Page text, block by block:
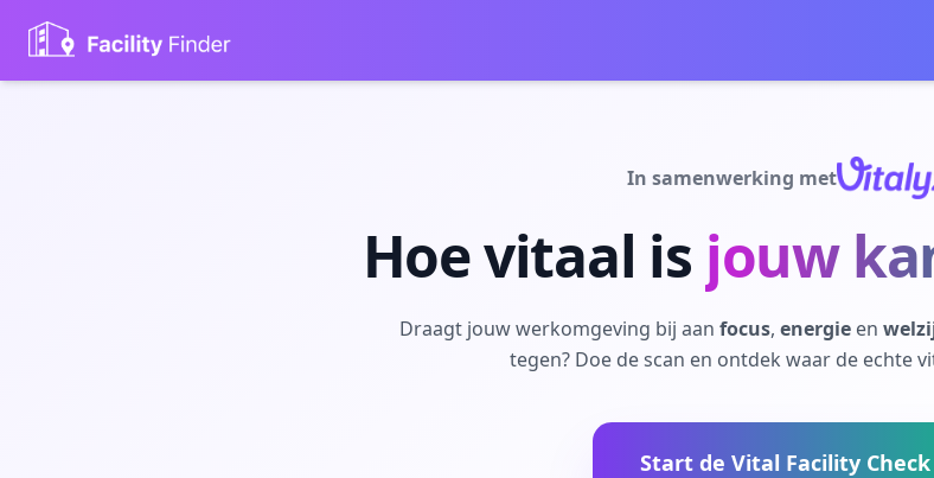
In samenwerking met
Hoe vitaal is jouw
Draagt jouw werkomgeving bij aan focus, energie en
tegen? Doe de scan en ontdek waar de echte
Start de Vital Facility Check